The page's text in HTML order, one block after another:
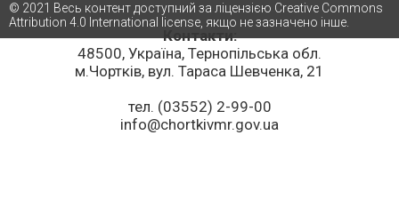
Контакти:
48500, Україна, Тернопільська обл.
м.Чортків, вул. Тараса Шевченка, 21
тел. (03552) 2-99-00
info@chortkivmr.gov.ua
© 2021 Весь контент доступний за ліцензією Creative Commons
Attribution 4.0 International license, якщо не зазначено інше.